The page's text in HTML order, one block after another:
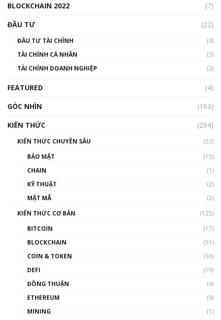
00:02:14
Nhìn lại năm 2022: Những sự kiện ảnh hưởng
đến hệ sinh thái tiền mã hoá | Phổ cập
00:43:47
như thể nào?
00:39:31
Phổ cập Blockchain
BLOCKCHAIN 2022
(7)
ĐẦU TƯ
(22)
ĐẦU TƯ TÀI CHÍNH
(4)
TÀI CHÍNH CÁ NHÂN
(3)
TÀI CHÍNH DOANH NGHIỆP
(3)
FEATURED
(4)
GÓC NHÌN
(193)
KIẾN THỨC
(294)
KIẾN THỨC CHUYÊN SÂU
(23)
BẢO MẬT
(15)
CHAIN
(1)
KỸ THUẬT
(2)
MẬT MÃ
(2)
KIẾN THỨC CƠ BẢN
(125)
BITCOIN
(17)
BLOCKCHAIN
(51)
COIN & TOKEN
(36)
DEFI
(19)
ĐỒNG THUẬN
(4)
ETHEREUM
(9)
MINING
(1)